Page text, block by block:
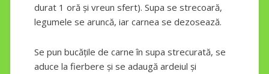
durat 1 oră și vreun sfert). Supa se strecoară,
legumele se aruncă, iar carnea se dezosează.
Se pun bucățile de carne în supa strecurată, se
aduce la fierbere și se adaugă ardeiul și